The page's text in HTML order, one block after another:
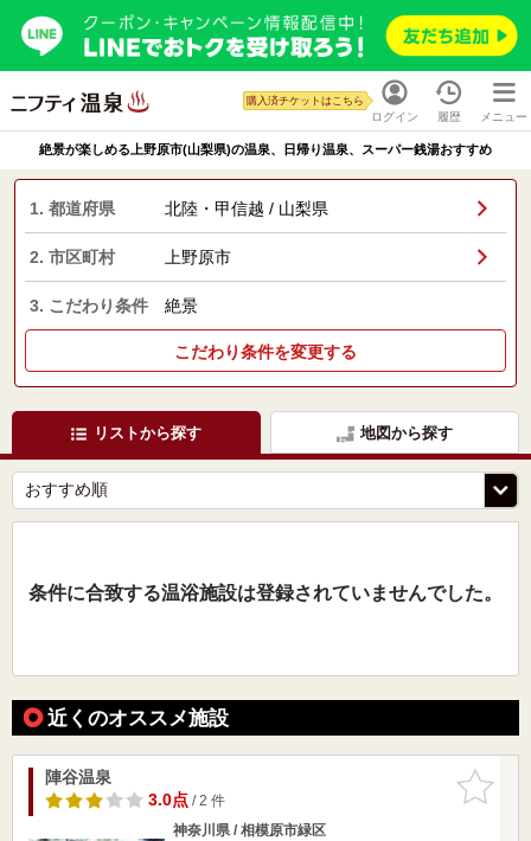
ログイン
購入済チケットはこちら
履歴 メニュー
絶景が楽しめる上野原市(山梨県)の温泉、日帰り温泉、スーパー銭湯おすすめ
1. 都道府県 北陸・甲信越 / 山梨県
2. 市区町村 上野原市
3. こだわり条件 絶景
こだわり条件を変更する
リストから探す 地図から探す
条件に合致する温浴施設は登録されていませんでした。
近くのオススメ施設
お気に入
りに追加
陣谷温泉
3.0点/ 2 件
神奈川県 / 相模原市緑区